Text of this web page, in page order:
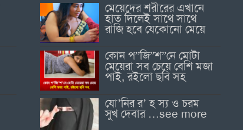
মেয়েদের শরীরের এখানে
হাত দিলেই সাথে সাথে
রাজি হবে যেকোনো মেয়ে
কোন প”জি”শ”নে মোটা
মেয়েরা সব চেয়ে বেশি মজা
পাই, রইলো ছবি সহ
যো’নির র’ হ স্য ও চরম
সুখ দেবার …see more